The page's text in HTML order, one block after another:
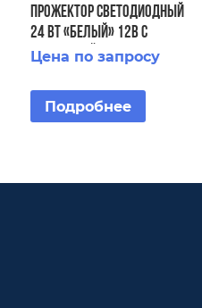
Прожектор светодиодный
24 Вт «белый» 12В с
закладной бетон AISI 304
Цена по запросу
Подробнее